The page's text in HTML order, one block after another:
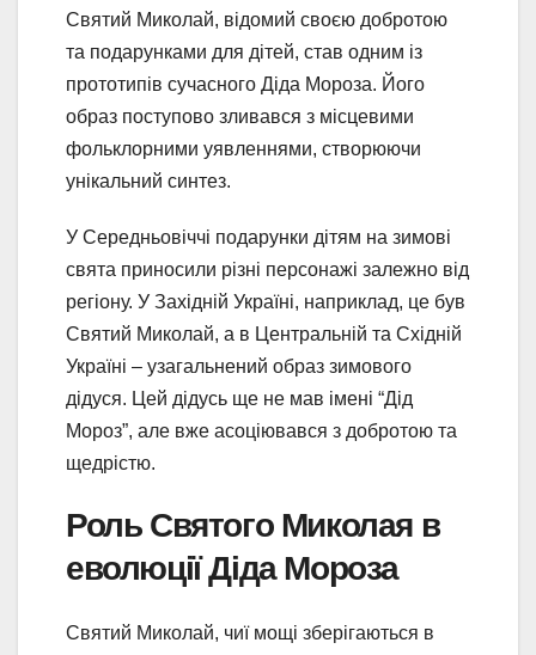
Святий Миколай, відомий своєю добротою
та подарунками для дітей, став одним із
прототипів сучасного Діда Мороза. Його
образ поступово зливався з місцевими
фольклорними уявленнями, створюючи
унікальний синтез.
У Середньовіччі подарунки дітям на зимові
свята приносили різні персонажі залежно від
регіону. У Західній Україні, наприклад, це був
Святий Миколай, а в Центральній та Східній
Україні – узагальнений образ зимового
дідуся. Цей дідусь ще не мав імені “Дід
Мороз”, але вже асоціювався з добротою та
щедрістю.
Роль Святого Миколая в
еволюції Діда Мороза
Святий Миколай, чиї мощі зберігаються в